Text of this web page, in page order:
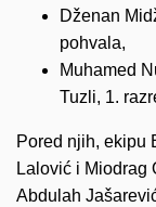
Dženan
pohvala,
Muhamed
Tuzli, 1.
Pored njih, ekipu
Lalović i Miodrag
Abdulah